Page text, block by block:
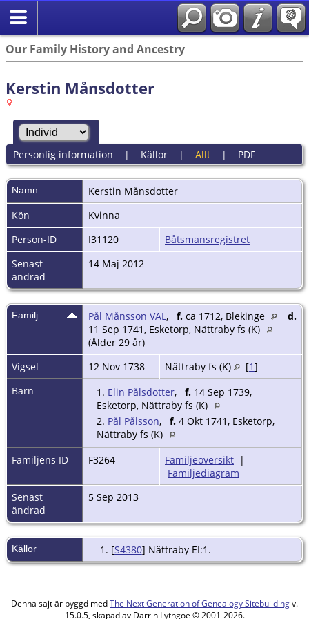
Our Family History and Ancestry
Kerstin Månsdotter
Personlig information | Källor| Allt| PDF
Namn Kerstin Månsdotter
Kön
Kvinna
Person-ID
I31120
Båtsmansregistret
Senast
ändrad
14 Maj 2012
Familj Pål Månsson VAL, f. ca 1712, Blekinge
d.
11 Sep 1741, Esketorp, Nättraby fs (K)
(Ålder 29 år)
Vigsel
12 Nov 1738 Nättraby fs (K) [1]
Barn
1. Elin Pålsdotter, f. 14 Sep 1739,
Esketorp, Nättraby fs (K)
2. Pål Pålsson, f. 4 Okt 1741, Esketorp,
Nättraby fs (K)
Familjens ID
F3264 Familjeöversikt |
Familjediagram
Senast
ändrad
5 Sep 2013
Källor [S4380] Nättraby EI:1.
Denna sajt är byggd medThe Next Generation of Genealogy Sitebuildingv.
15.0.5, skapad av Darrin Lythgoe © 2001-2026.